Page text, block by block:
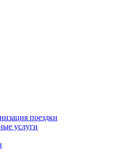
поездки
услуги